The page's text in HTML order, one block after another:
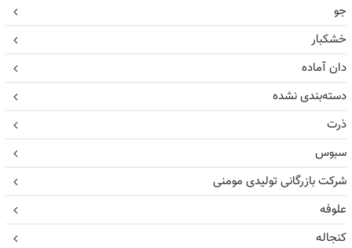
جو
خشکبار
دان آماده
دسته‌بندی نشده
ذرت
سبوس
شرکت بازرگانی تولیدی مومنی
علوفه
کنجاله